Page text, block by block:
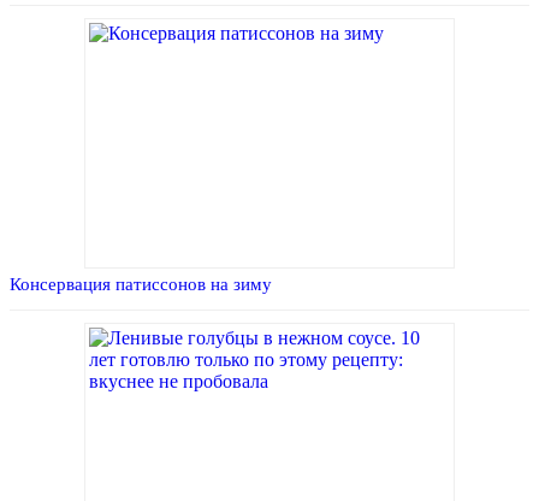
Консервация патиссонов на зиму